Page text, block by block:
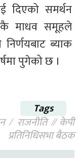
दिएको समर्थन
माधव समूहले
ब्याक
पुगेको छ ।
Tags
राजनीति केपी
प्रतिनिधिसभा बैठक